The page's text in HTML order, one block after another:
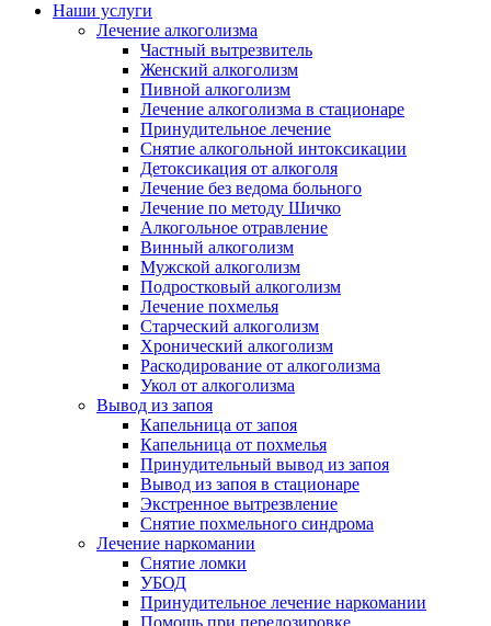
Наши услуги
Лечение алкоголизма
Частный вытрезвитель
Женский алкоголизм
Пивной алкоголизм
Лечение алкоголизма в стационаре
Принудительное лечение
Снятие алкогольной интоксикации
Детоксикация от алкоголя
Лечение без ведома больного
Лечение по методу Шичко
Алкогольное отравление
Винный алкоголизм
Мужской алкоголизм
Подростковый алкоголизм
Лечение похмелья
Старческий алкоголизм
Хронический алкоголизм
Раскодирование от алкоголизма
Укол от алкоголизма
Вывод из запоя
Капельница от запоя
Капельница от похмелья
Принудительный вывод из запоя
Вывод из запоя в стационаре
Экстренное вытрезвление
Снятие похмельного синдрома
Лечение наркомании
Снятие ломки
УБОД
Принудительное лечение наркомании
Помощь при передозировке